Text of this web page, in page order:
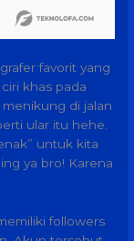
favorit yang
khas pada
di jalan
ular itu hehe.
untuk kita
ya bro! Karena
followers